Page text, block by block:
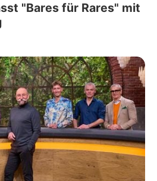
"Bares für Rares" mit